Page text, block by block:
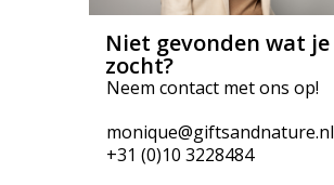
Niet gevonden wat je
zocht?
Neem contact met ons op!
monique@giftsandnature.nl
+31 (0)10 3228484